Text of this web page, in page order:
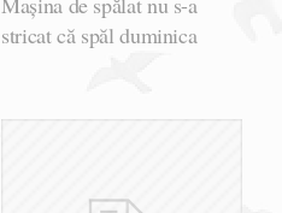
stricat că spăl duminica